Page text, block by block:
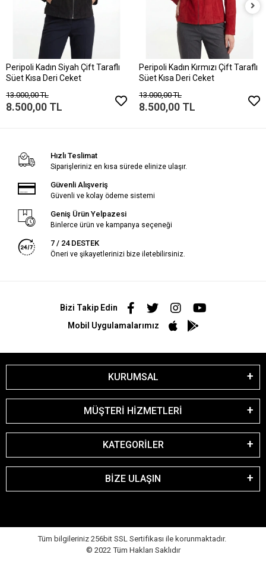
Peripoli Kadın Siyah Çift Taraflı
Süet Kısa Deri Ceket
13.000,00 TL
8.500,00 TL
Peripoli Kadın Kırmızı Çift Taraflı
Süet Kısa Deri Ceket
13.000,00 TL
8.500,00 TL
Hızlı Teslimat
Siparişleriniz en kısa sürede elinize ulaşır.
Güvenli Alışveriş
Güvenli ve kolay ödeme sistemi
Geniş Ürün Yelpazesi
Binlerce ürün ve kampanya seçeneği
7 / 24 DESTEK
Öneri ve şikayetlerinizi bize iletebilirsiniz.
Bizi Takip Edin
Mobil Uygulamalarımız
KURUMSAL
MÜŞTERİ HİZMETLERİ
KATEGORİLER
BİZE ULAŞIN
Tüm bilgileriniz 256bit SSL Sertifikası ile korunmaktadır.
© 2022 Tüm Hakları Saklıdır